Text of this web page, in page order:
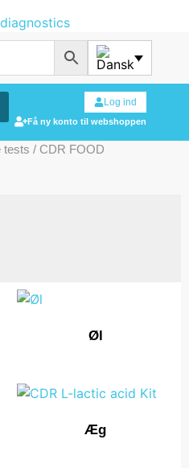
Log ind
Få ny konto til webshoppen
tests / CDR FOOD
Øl
Æg